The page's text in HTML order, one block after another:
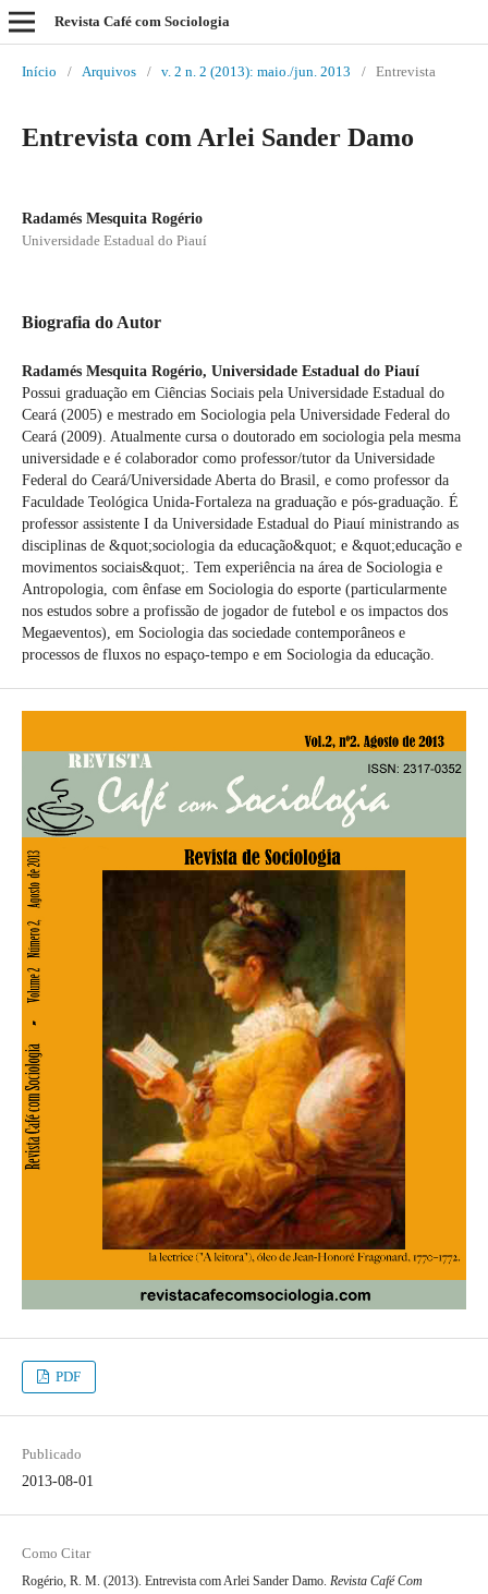
Revista Café com Sociologia
Início / Arquivos / v. 2 n. 2 (2013): maio./jun. 2013 / Entrevista
Entrevista com Arlei Sander Damo
Radamés Mesquita Rogério
Universidade Estadual do Piauí
Biografia do Autor
Radamés Mesquita Rogério, Universidade Estadual do Piauí
Possui graduação em Ciências Sociais pela Universidade Estadual do
Ceará (2005) e mestrado em Sociologia pela Universidade Federal do
Ceará (2009). Atualmente cursa o doutorado em sociologia pela mesma
universidade e é colaborador como professor/tutor da Universidade
Federal do Ceará/Universidade Aberta do Brasil, e como professor da
Faculdade Teológica Unida-Fortaleza na graduação e pós-graduação. É
professor assistente I da Universidade Estadual do Piauí ministrando as
disciplinas de &quot;sociologia da educação&quot; e &quot;educação e
movimentos sociais&quot;. Tem experiência na área de Sociologia e
Antropologia, com ênfase em Sociologia do esporte (particularmente
nos estudos sobre a profissão de jogador de futebol e os impactos dos
Megaeventos), em Sociologia das sociedade contemporâneos e
processos de fluxos no espaço-tempo e em Sociologia da educação.
PDF
Publicado
2013-08-01
Como Citar
Rogério, R. M. (2013). Entrevista com Arlei Sander Damo. Revista Café Com